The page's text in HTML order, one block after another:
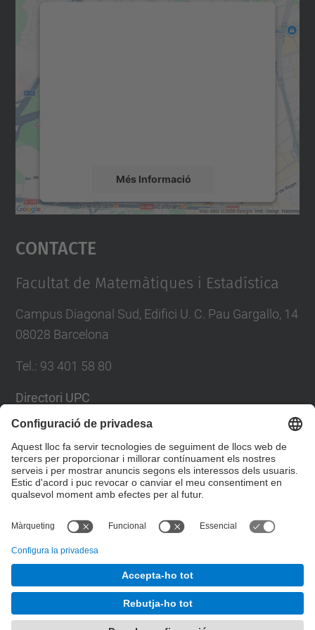
Més Informació
Accepta
powered by
Contacte
Facultat de Matemàtiques i Estadística
Campus Diagonal Sud, Edifici U. C. Pau Gargallo, 14
08028 Barcelona
Tel. : 93 401 58 80
Directori UPC
Formulari de contacte
Llista Xarxes Socials
Facultat de Matemàtiques i Estadí­stica.
Desenvolupat amb